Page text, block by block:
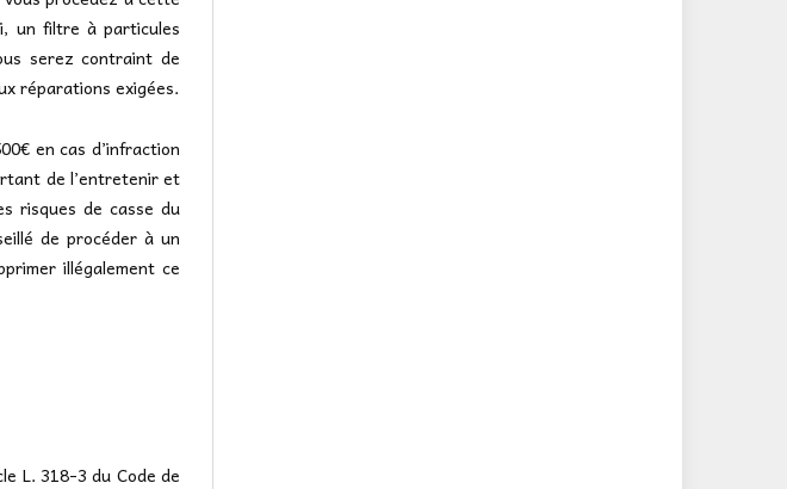
un filtre à particules
serez contraint de
réparations exigées.
en cas d’infraction
de l’entretenir et
risques de casse du
de procéder à un
illégalement ce
L. 318-3 du Code de